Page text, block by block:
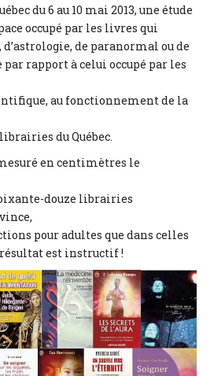
du 6 au 10 mai 2013, une étude
occupé par les livres qui
de paranormal ou de
rapport à celui occupé par les
au fonctionnement de la
du Québec.
en centimètres le
douze librairies
pour adultes que dans celles
résultat est instructif !